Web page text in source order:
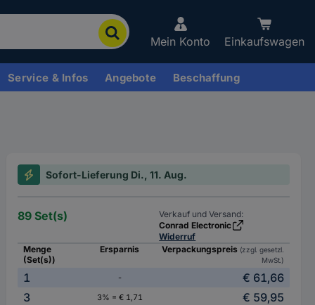
Mein Konto Einkaufswagen
Service & Infos Angebote Beschaffung
Sofort-Lieferung Di., 11. Aug.
89 Set(s)
Verkauf und Versand:
Conrad Electronic
Widerruf
Menge
(Set(s))
Ersparnis Verpackungspreis (zzgl. gesetzl.
MwSt.)
1 -
€ 61,66
3
3% = € 1,71
€ 59,95